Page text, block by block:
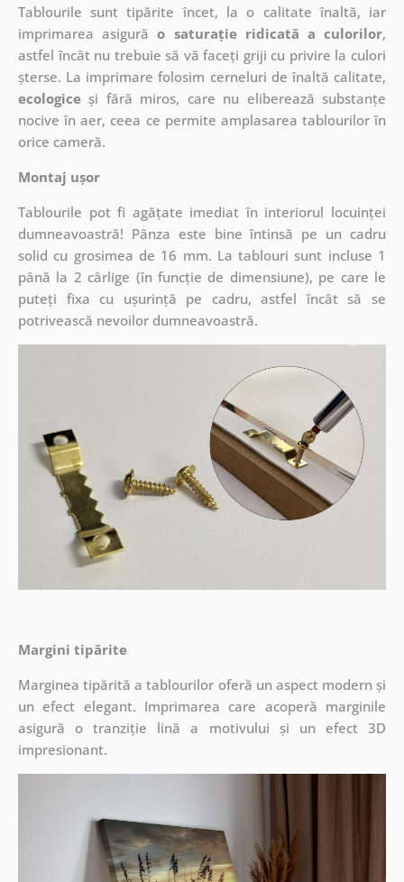
Tablourile sunt tipărite încet, la o calitate înaltă, iar
imprimarea asigurăo saturație ridicată a culorilor,
astfel încât nu trebuie să vă faceți griji cu privire la culori
șterse. La imprimare folosim cerneluri de înaltă calitate,
ecologiceși fără miros, care nu eliberează substanțe
nocive în aer, ceea ce permite amplasarea tablourilor în
orice cameră.
Montaj ușor
Tablourile pot fi agățate imediat în interiorul locuinței
dumneavoastră! Pânza este bine întinsă pe un cadru
solid cu grosimea de 16 mm. La tablouri sunt incluse 1
până la 2 cârlige (în funcție de dimensiune), pe care le
puteți fixa cu ușurință pe cadru, astfel încât să se
potrivească nevoilor dumneavoastră.
Margini tipărite
Marginea tipărită a tablourilor oferă un aspect modern și
un efect elegant. Imprimarea care acoperă marginile
asigură o tranziție lină a motivului și un efect 3D
impresionant.